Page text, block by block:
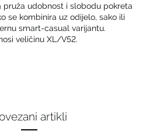
pruža udobnost i slobodu pokreta
se kombinira uz odijelo, sako ili
smart-casual varijantu.
veličinu XL/V52.
artikli